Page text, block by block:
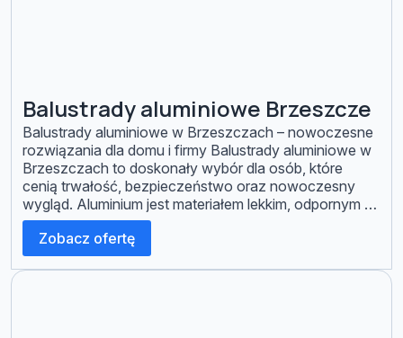
Balustrady aluminiowe Brzeszcze
Balustrady aluminiowe w Brzeszczach – nowoczesne
rozwiązania dla domu i firmy Balustrady aluminiowe w
Brzeszczach to doskonały wybór dla osób, które
cenią trwałość, bezpieczeństwo oraz nowoczesny
wygląd. Aluminium jest materiałem lekkim, odpornym na
korozję i niekorzystne warunki atmosferyczne, dzięki
czemu balustrady przez wiele lat zachowują swoje
właściwości oraz estetyczny wygląd. Oferujemy
wykonanie balustrad aluminiowych na […]
Zobacz ofertę